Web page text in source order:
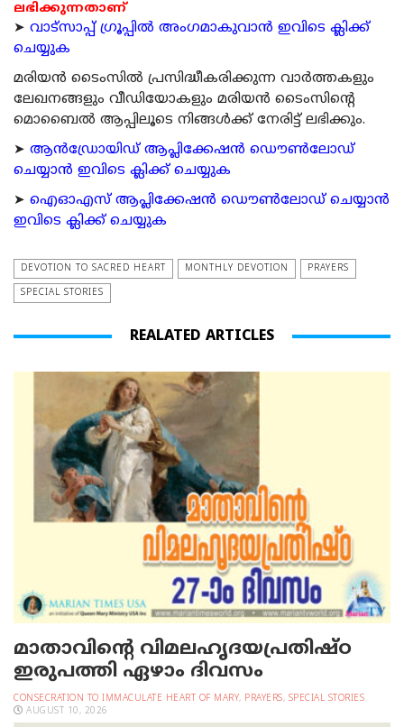
ലഭിക്കുന്നതാണ്
➤ വാട്സാപ്പ് ഗ്രൂപ്പിൽ അംഗമാകുവാൻ ഇവിടെ ക്ലിക്ക്
ചെയ്യുക
മരിയന്‍ ടൈംസില്‍ പ്രസിദ്ധീകരിക്കുന്ന വാര്‍ത്തകളും
ലേഖനങ്ങളും വീഡിയോകളും മരിയന്‍ ടൈംസിന്റെ
മൊബൈല്‍ ആപ്പിലൂടെ നിങ്ങള്‍ക്ക് നേരിട്ട് ലഭിക്കും.
➤ ആന്‍ഡ്രോയിഡ് ആപ്ലിക്കേഷന്‍ ഡൌണ്‍ലോഡ്
ചെയ്യാന്‍ ഇവിടെ ക്ലിക്ക് ചെയ്യുക
➤ ഐഓഎസ് ആപ്ലിക്കേഷന്‍ ഡൌണ്‍ലോഡ് ചെയ്യാന്‍
ഇവിടെ ക്ലിക്ക് ചെയ്യുക
DEVOTION TO SACRED HEART MONTHLY DEVOTION PRAYERS
SPECIAL STORIES
REALATED ARTICLES
മാതാവിന്റെ വിമലഹൃദയപ്രതിഷ്ഠ
ഇരുപത്തി ഏഴാം ദിവസം
CONSECRATION TO IMMACULATE HEART OF MARY, PRAYERS, SPECIAL STORIES
AUGUST 10, 2026